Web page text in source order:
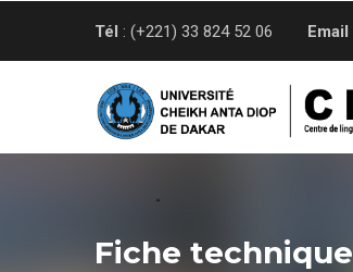
Tél : (+221) 33 824 52 06 Email
Fiche technique